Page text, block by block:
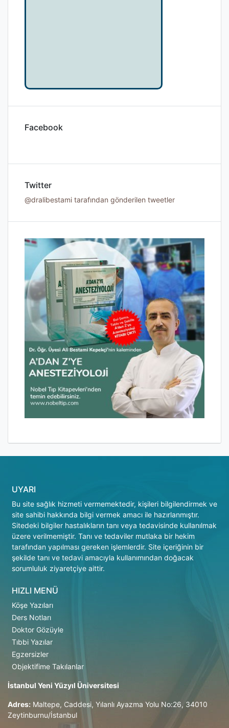
Facebook
Twitter
@dralibestami tarafından gönderilen tweetler
UYARI
Bu site sağlık hizmeti vermemektedir, kişileri bilgilendirmek ve
site sahibi hakkında bilgi vermek amacı ile hazırlanmıştır.
Sitedeki bilgiler hastalıkların tanı veya tedavisinde kullanılmak
üzere verilmemiştir. Tanı ve tedaviler mutlaka bir hekim
tarafından yapılması gereken işlemlerdir. Site içeriğinin bir
şekilde tanı ve tedavi amacıyla kullanımından doğacak
sorumluluk ziyaretçiye aittir.
HIZLI MENÜ
Köşe Yazıları
Ders Notları
Doktor Gözüyle
Tıbbi Yazılar
Egzersizler
Objektifime Takılanlar
İstanbul Yeni Yüzyıl Üniversitesi
Adres: Maltepe, Caddesi, Yılanlı Ayazma Yolu No:26, 34010
Zeytinburnu/İstanbul